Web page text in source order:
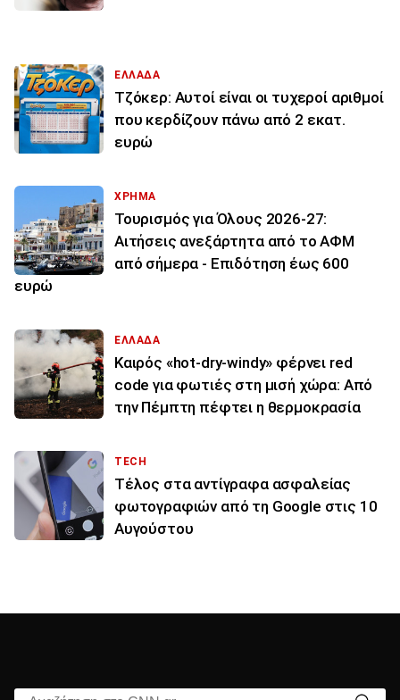
ΕΛΛΑΔΑ
Τζόκερ: Αυτοί είναι οι τυχεροί αριθμοί
που κερδίζουν πάνω από 2 εκατ.
ευρώ
ΧΡΗΜΑ
Τουρισμός για Όλους 2026-27:
Αιτήσεις ανεξάρτητα από το ΑΦΜ
από σήμερα - Επιδότηση έως 600
ευρώ
ΕΛΛΑΔΑ
Καιρός «hot-dry-windy» φέρνει red
code για φωτιές στη μισή χώρα: Από
την Πέμπτη πέφτει η θερμοκρασία
TECH
Τέλος στα αντίγραφα ασφαλείας
φωτογραφιών από τη Google στις 10
Αυγούστου